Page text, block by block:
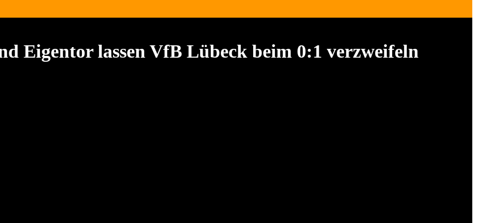
Eigentor lassen VfB Lübeck beim 0:1 verzweifeln